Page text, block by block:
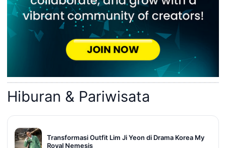
Hiburan & Pariwisata
Transformasi Outfit Lim Ji Yeon di Drama Korea My
Royal Nemesis